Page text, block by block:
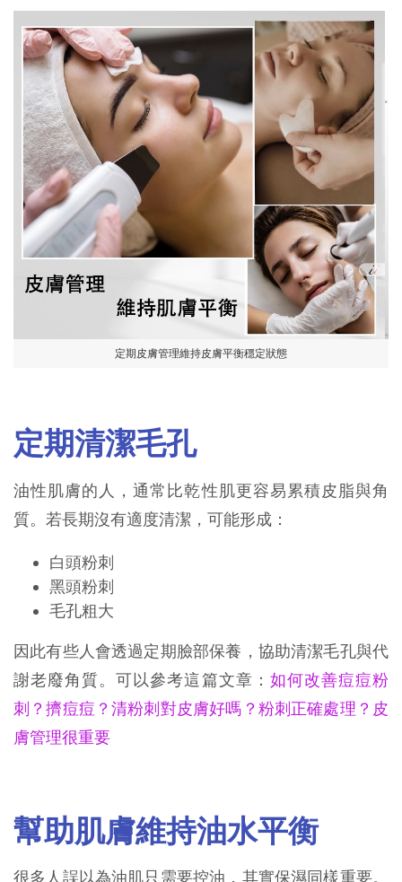
定期皮膚管理維持皮膚平衡穩定狀態
定期清潔毛孔
油性肌膚的人，通常比乾性肌更容易累積皮脂與角
質。若長期沒有適度清潔，可能形成：
白頭粉刺
黑頭粉刺
毛孔粗大
因此有些人會透過定期臉部保養，協助清潔毛孔與代
謝老廢角質。可以參考這篇文章： 如何改善痘痘粉
刺？擠痘痘？清粉刺對皮膚好嗎？粉刺正確處理？皮
膚管理很重要
幫助肌膚維持油水平衡
很多人誤以為油肌只需要控油，其實保濕同樣重要。